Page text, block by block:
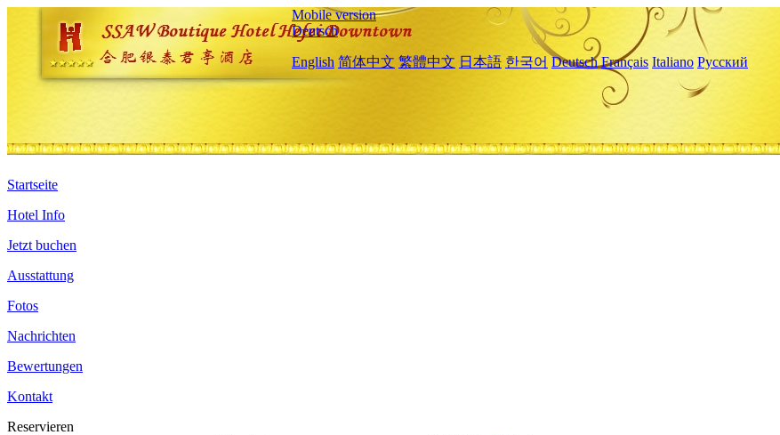
Mobile version
Deutsch
English 简体中文 繁體中文 日本語 한국어 Deutsch Français Italiano Русский
Startseite
Hotel Info
Jetzt buchen
Ausstattung
Fotos
Nachrichten
Bewertungen
Kontakt
Reservieren